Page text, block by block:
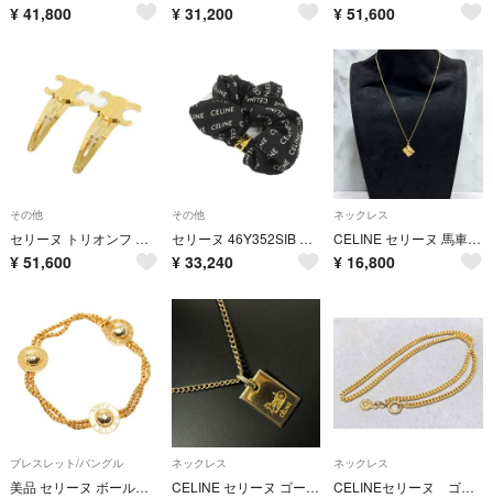
¥ 41,800 ¥ 31,200 ¥ 51,600
その他
セリーヌ トリオンフ スナップ クリップ 46Z656BSL ヘアークリップ
¥ 51,600
その他
セリーヌ 46Y352SIB シュシュ
¥ 33,240
ネックレス
CELINE セリーヌ 馬車モチーフ ネックレス ゴールドカラー ヴィンテージ
¥ 16,800
ブレスレット/バングル
美品 セリーヌ ボールスター チェーン ブレスレット メッキ レディース CELINE 【1-0281874】
ネックレス
CELINE セリーヌ ゴールド 馬車 プレート ネックレス オールドセリーヌ ヴィンテージ チェーン 希少 貴重 レア品 正規品
ネックレス
CELINEセリーヌ ゴールドカラーチェーンネックレス